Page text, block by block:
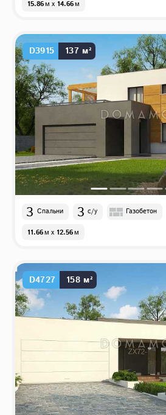
15.86м x 14.66м
D3915 137 м²
3 Спальни 3 с/у Газобетон
11.66м x 12.56м
D4727 158 м²